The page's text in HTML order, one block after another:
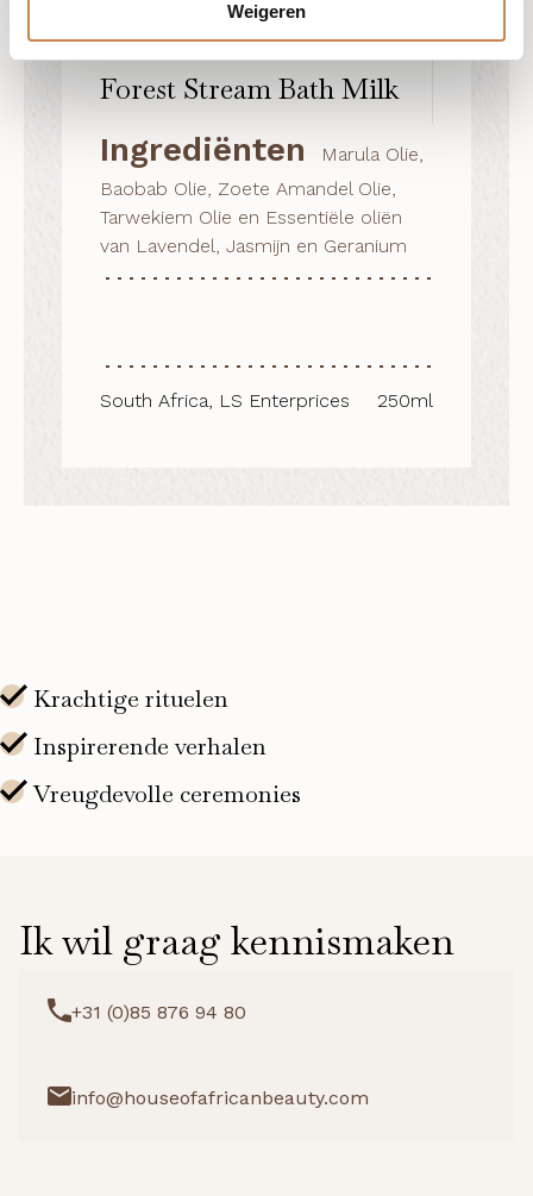
Weigeren
Forest Stream Bath Milk
Ingrediënten
Marula Olie,
Baobab Olie, Zoete Amandel Olie,
Tarwekiem Olie en Essentiële oliën
van Lavendel, Jasmijn en Geranium
South Africa, LS Enterprices 250ml
Ik wil graag kennismaken
+31 (0)85 876 94 80
info@houseofafricanbeauty.com